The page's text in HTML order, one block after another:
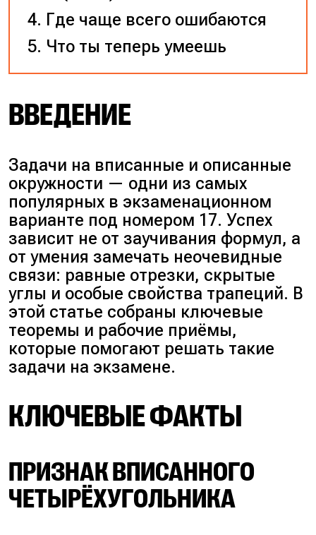
Где чаще всего ошибаются
Что ты теперь умеешь
ВВЕДЕНИЕ
Задачи на вписанные и описанные
окружности — одни из самых
популярных в экзаменационном
варианте под номером 17. Успех
зависит не от заучивания формул, а
от умения замечать неочевидные
связи: равные отрезки, скрытые
углы и особые свойства трапеций. В
этой статье собраны ключевые
теоремы и рабочие приёмы,
которые помогают решать такие
задачи на экзамене.
КЛЮЧЕВЫЕ ФАКТЫ
ПРИЗНАК ВПИСАННОГО
ЧЕТЫРЁХУГОЛЬНИКА